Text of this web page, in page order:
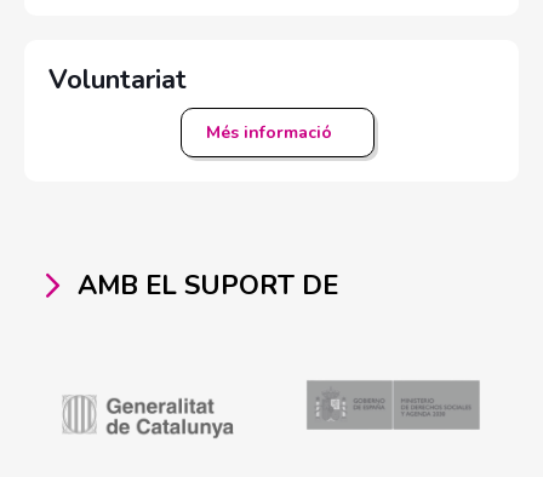
Voluntariat
Més informació
AMB EL SUPORT DE